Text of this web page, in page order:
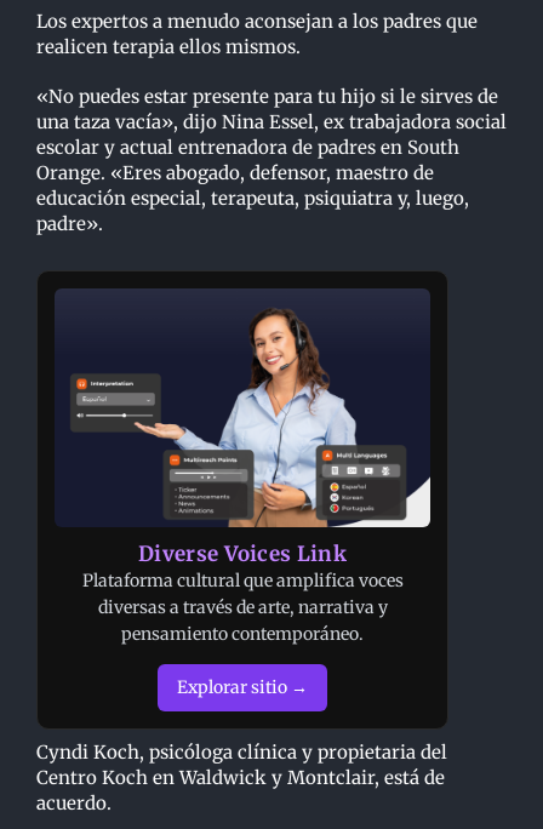
Los expertos a menudo aconsejan a los padres que
realicen terapia ellos mismos.
«No puedes estar presente para tu hijo si le sirves de
una taza vacía», dijo Nina Essel, ex trabajadora social
escolar y actual entrenadora de padres en South
Orange. «Eres abogado, defensor, maestro de
educación especial, terapeuta, psiquiatra y, luego,
padre».
Diverse Voices Link
Plataforma cultural que amplifica voces
diversas a través de arte, narrativa y
pensamiento contemporáneo.
Explorar sitio →
Cyndi Koch, psicóloga clínica y propietaria del
Centro Koch en Waldwick y Montclair, está de
acuerdo.